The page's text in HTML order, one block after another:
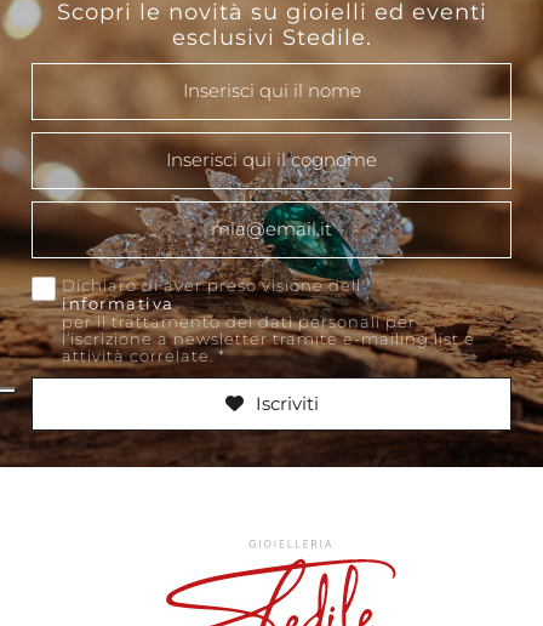
Scopri le novità su gioielli ed eventi
esclusivi Stedile.
Iscriviti
Dichiaro di aver preso visione dell'
informativa
per il trattamento dei dati personali per
l’iscrizione a newsletter tramite e-mailing list e
attività correlate.*